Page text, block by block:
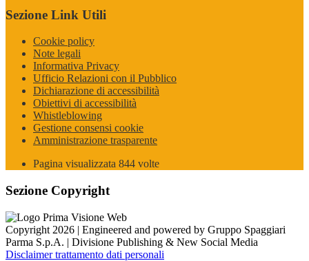
Sezione Link Utili
Cookie policy
Note legali
Informativa Privacy
Ufficio Relazioni con il Pubblico
Dichiarazione di accessibilità
Obiettivi di accessibilità
Whistleblowing
Gestione consensi cookie
Amministrazione trasparente
Pagina visualizzata 844 volte
Sezione Copyright
Copyright 2026 | Engineered and powered by Gruppo Spaggiari
Parma S.p.A. | Divisione Publishing & New Social Media
Disclaimer trattamento dati personali